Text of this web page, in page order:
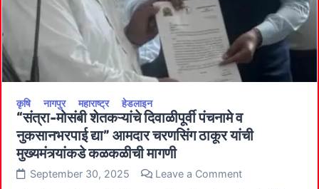
कृषि नागपुर महाराष्ट्र हेडलाइन
“संत्रा-मोसंबी शेतकऱ्यांचे दिवाळीपूर्वी पंचनामे व
नुकसानभरपाई द्या” आमदार चरणसिंग ठाकूर यांची
मुख्यमंत्र्यांकडे कळकळीची मागणी
September 30, 2025 Leave a Commenton